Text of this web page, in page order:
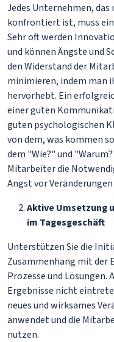
Jedes Unternehmen,
konfrontiert ist, muss
Sehr oft werden
und können Ängste und
den Widerstand der
minimieren, indem man
hervorhebt. Ein
einer guten
guten psychologischen
von dem, was kommen
dem "Wie?" und
Mitarbeiter die
Angst vor
Aktive Umsetzung
im Tagesgeschäft
Unterstützen Sie die
Zusammenhang mit der
Prozesse und
Ergebnisse nicht
neues und wirksames
anwendet und die
nutzen.